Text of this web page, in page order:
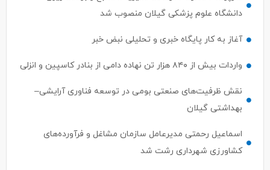
دانشگاه علوم پزشکی گیلان منصوب شد
آغاز به کار پایگاه خبری و تحلیلی نبض خبر
واردات بیش از ۸۴۰ هزار تن نهاده دامی از بنادر كاسپین و انزلی
نقش ظرفیت‌های صنعتی بومی در توسعه فناوری آرایشی–
بهداشتی گیلان
اسماعیل رحمتی مدیرعامل سازمان مشاغل و فرآورده‌های
کشاورزی شهرداری رشت شد